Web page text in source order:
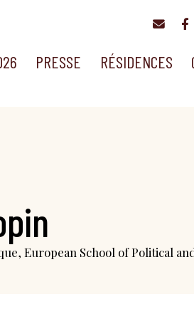
PRESSE RÉSIDENCES
European School of Political